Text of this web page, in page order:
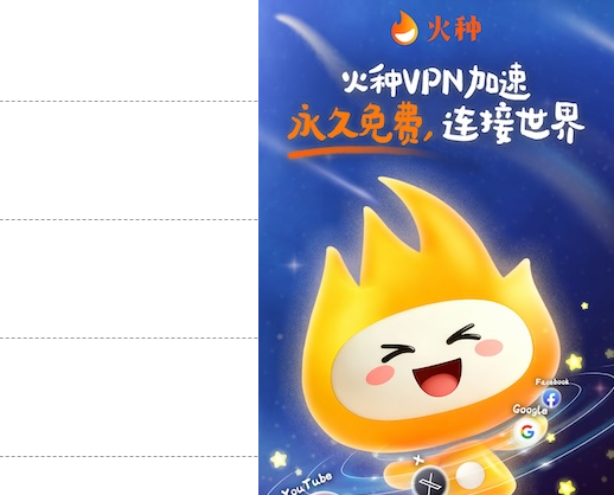
支持[0] 反对
支持
反对 [0]
支持[0] 反对[0]